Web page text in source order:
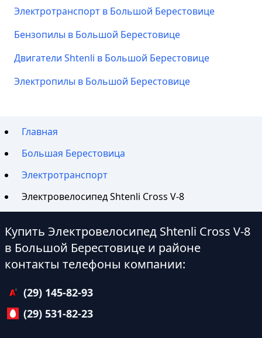
Электротранспорт в Большой Берестовице
Бензопилы в Большой Берестовице
Двигатели Shtenli в Большой Берестовице
Электропилы в Большой Берестовице
Главная
Большая Берестовица
Электротранспорт
Электровелосипед Shtenli Cross V-8
Купить Электровелосипед Shtenli Cross V-8
в Большой Берестовице и районе
контакты телефоны компании:
(29) 145-82-93
(29) 531-82-23